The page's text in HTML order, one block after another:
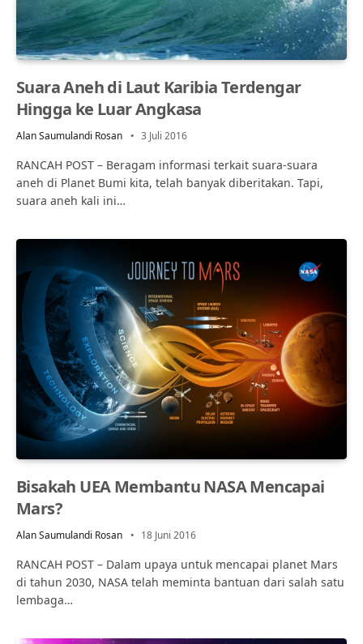
Suara Aneh di Laut Karibia Terdengar
Hingga ke Luar Angkasa
Alan Saumulandi Rosan 3 Juli 2016
RANCAH POST – Beragam informasi terkait suara-suara
aneh di Planet Bumi kita, telah banyak diberitakan. Tapi,
suara aneh kali ini…
Bisakah UEA Membantu NASA Mencapai
Mars?
Alan Saumulandi Rosan 18 Juni 2016
RANCAH POST – Dalam upaya untuk mencapai planet Mars
di tahun 2030, NASA telah meminta bantuan dari salah satu
lembaga…